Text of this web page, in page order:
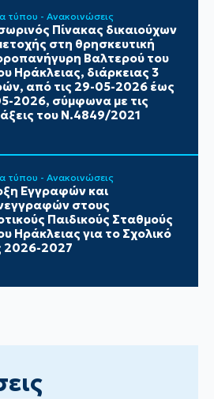
τύπου - Ανακοινώσεις
Πίνακας δικαιούχων
στη θρησκευτική
Βαλτερού του
Ηράκλειας, διάρκειας 3
από τις 29-05-2026 έως
2026, σύμφωνα με τις
του Ν.4849/2021
τύπου - Ανακοινώσεις
Εγγραφών και
στους
Παιδικούς Σταθμούς
Ηράκλειας για το Σχολικό
2026-2027